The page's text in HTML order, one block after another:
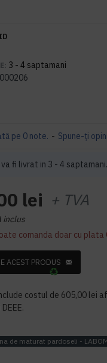
3 - 4 saptamani
fi livrat in 3 - 4 saptamani.
pe 0 note. - Spune-ţi
lei + TVA
inclus
comanda doar cu plata
ACEST PRODUS
costul de 605,00 lei
de maturat pardoseli -